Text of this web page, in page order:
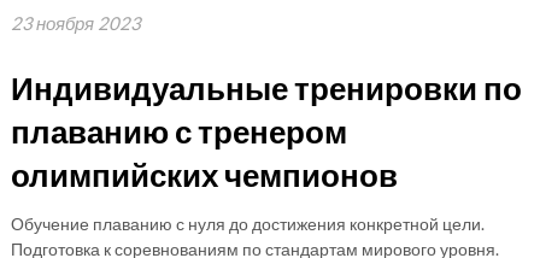
23 ноября 2023
Индивидуальные тренировки по
плаванию с тренером
олимпийских чемпионов
Обучение плаванию с нуля до достижения конкретной цели.
Подготовка к соревнованиям по стандартам мирового уровня.